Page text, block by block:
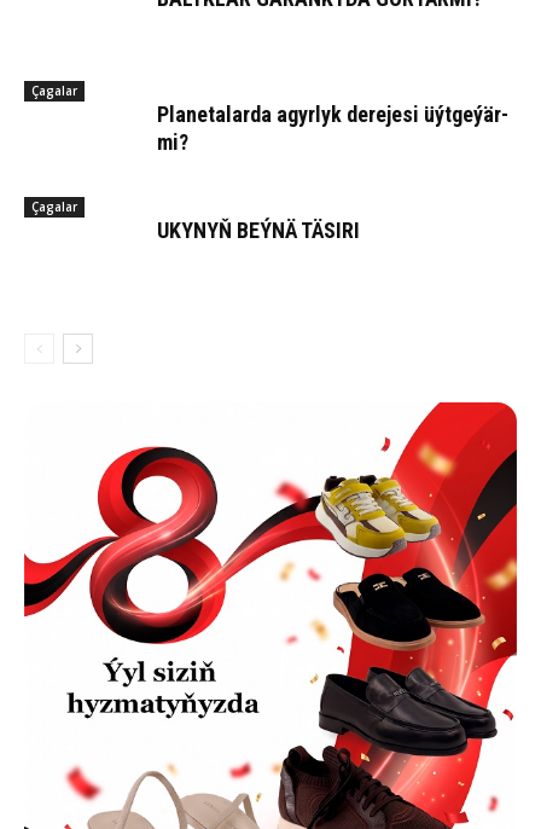
Çagalar
Pla­ne­ta­lar­da agyr­lyk derejesi üýt­ge­ýär­
mi?
Çagalar
UKY­NYŇ BEÝ­NÄ TÄ­SI­RI